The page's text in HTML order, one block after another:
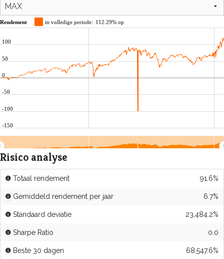
Rendement in volledige periode: 112.29% op
-150
-100
-50
0
50
100
Risico analyse
Totaal rendement 91.6%
Gemiddeld rendement per jaar 6.7%
Standaard deviatie 23,484.2%
Sharpe Ratio 0.0
Beste 30 dagen 68,547.6%